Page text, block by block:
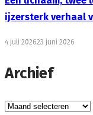
ijzersterk verhaal
4 juli 202623 juni 2026
Archief
Archief